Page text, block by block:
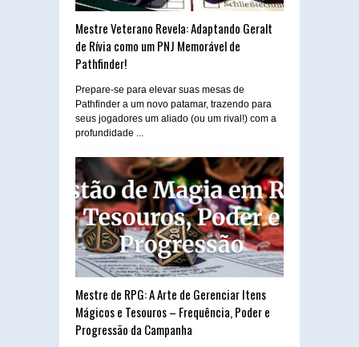
Mestre Veterano Revela: Adaptando Geralt
de Rívia como um PNJ Memorável de
Pathfinder!
Prepare-se para elevar suas mesas de
Pathfinder a um novo patamar, trazendo para
seus jogadores um aliado (ou um rival!) com a
profundidade ...
Mestre de RPG: A Arte de Gerenciar Itens
Mágicos e Tesouros – Frequência, Poder e
Progressão da Campanha